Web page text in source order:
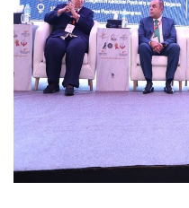
تواصل معنا
الطلاب
هيئة التدريس
الدراسات العليا